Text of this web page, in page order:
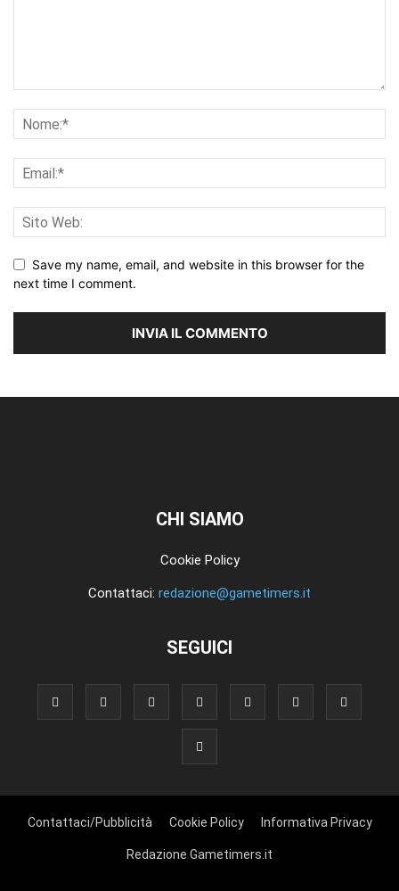
Save my name, email, and website in this browser for the
next time I comment.
CHI SIAMO
Cookie Policy
Contattaci: redazione@gametimers.it
SEGUICI
Contattaci/Pubblicità Cookie Policy Informativa Privacy
Redazione Gametimers.it